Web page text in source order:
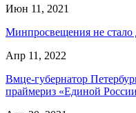
Июн 11, 2021
Минпросвещения не стало
Апр 11, 2022
Вмце-губернатор
праймериз «Единой